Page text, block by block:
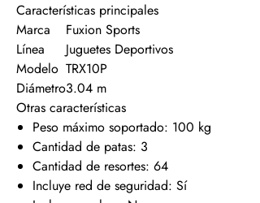
Características principales
Marca
Fuxion Sports
Línea
Juguetes Deportivos
Modelo TRX10P
Diámetro3.04 m
Otras características
Peso máximo soportado: 100 kg
Cantidad de patas: 3
Cantidad de resortes: 64
Incluye red de seguridad: Sí